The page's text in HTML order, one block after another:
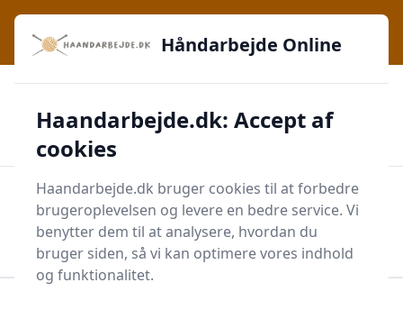
Håndarbejde Online - Inspiration, teknikker og fællesskab -
lige ved hånden
Shopping med sikkerhed ✔️ Altid de bedste priser
Mærker i høj kvalitet
Start søgning
Start søgning
Håndarbejde Online
Haandarbejde.dk: Accept af
cookies
Haandarbejde.dk bruger cookies til at forbedre
brugeroplevelsen og levere en bedre service. Vi
benytter dem til at analysere, hvordan du
bruger siden, så vi kan optimere vores indhold
og funktionalitet.